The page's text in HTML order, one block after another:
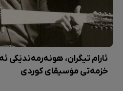
ئارام تیگران، هونەرمەندێکی
خزمەتی مۆسیقای کوردی